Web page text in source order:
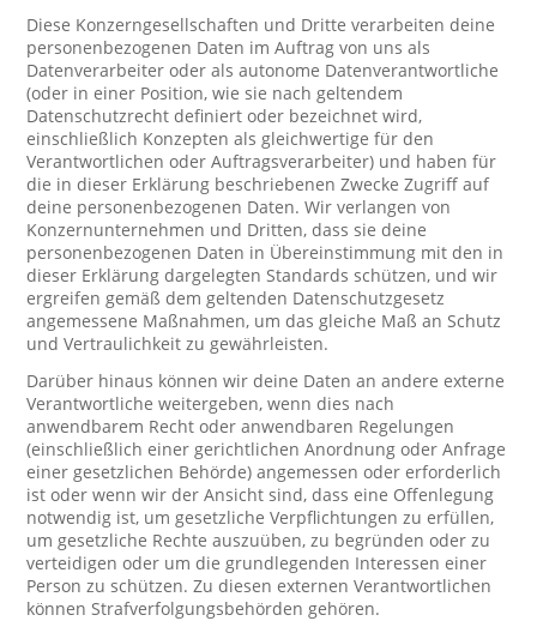
Diese Konzerngesellschaften und Dritte verarbeiten deine
personenbezogenen Daten im Auftrag von uns als
Datenverarbeiter oder als autonome Datenverantwortliche
(oder in einer Position, wie sie nach geltendem
Datenschutzrecht definiert oder bezeichnet wird,
einschließlich Konzepten als gleichwertige für den
Verantwortlichen oder Auftragsverarbeiter) und haben für
die in dieser Erklärung beschriebenen Zwecke Zugriff auf
deine personenbezogenen Daten. Wir verlangen von
Konzernunternehmen und Dritten, dass sie deine
personenbezogenen Daten in Übereinstimmung mit den in
dieser Erklärung dargelegten Standards schützen, und wir
ergreifen gemäß dem geltenden Datenschutzgesetz
angemessene Maßnahmen, um das gleiche Maß an Schutz
und Vertraulichkeit zu gewährleisten.
Darüber hinaus können wir deine Daten an andere externe
Verantwortliche weitergeben, wenn dies nach
anwendbarem Recht oder anwendbaren Regelungen
(einschließlich einer gerichtlichen Anordnung oder Anfrage
einer gesetzlichen Behörde) angemessen oder erforderlich
ist oder wenn wir der Ansicht sind, dass eine Offenlegung
notwendig ist, um gesetzliche Verpflichtungen zu erfüllen,
um gesetzliche Rechte auszuüben, zu begründen oder zu
verteidigen oder um die grundlegenden Interessen einer
Person zu schützen. Zu diesen externen Verantwortlichen
können Strafverfolgungsbehörden gehören.